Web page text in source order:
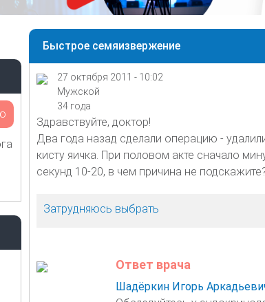
Быстрое семяизвержение
27 октября 2011 - 10:02
Мужской
34 года
Здравствуйте, доктор!
Два года назад сделали операцию -
кисту яичка. При половом акте сначало
секунд 10-20, в чем причина не
Затрудняюсь выбрать
Ответ врача
Шадёркин Игорь